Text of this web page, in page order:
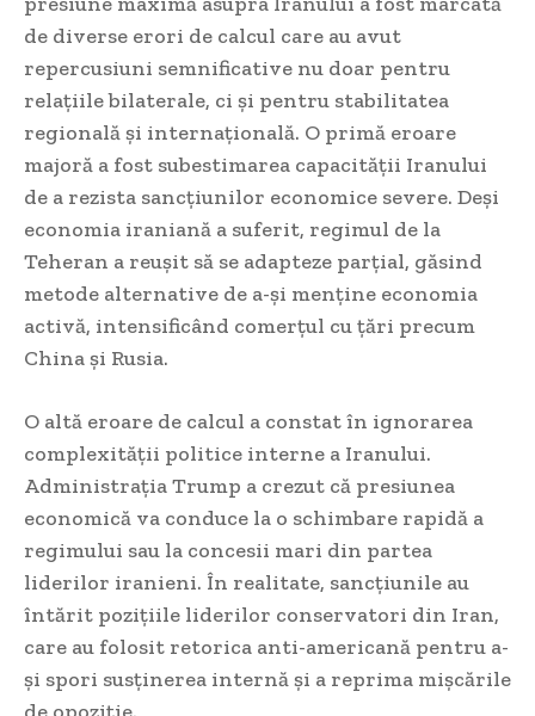
de diverse erori de calcul care au avut
repercusiuni semnificative nu doar pentru
relațiile bilaterale, ci și pentru stabilitatea
regională și internațională. O primă eroare
majoră a fost subestimarea capacității Iranului
de a rezista sancțiunilor economice severe. Deși
economia iraniană a suferit, regimul de la
Teheran a reușit să se adapteze parțial, găsind
metode alternative de a-și menține economia
activă, intensificând comerțul cu țări precum
China și Rusia.
O altă eroare de calcul a constat în ignorarea
complexității politice interne a Iranului.
Administrația Trump a crezut că presiunea
economică va conduce la o schimbare rapidă a
regimului sau la concesii mari din partea
liderilor iranieni. În realitate, sancțiunile au
întărit pozițiile liderilor conservatori din Iran,
care au folosit retorica anti-americană pentru a-
și spori susținerea internă și a reprima mișcările